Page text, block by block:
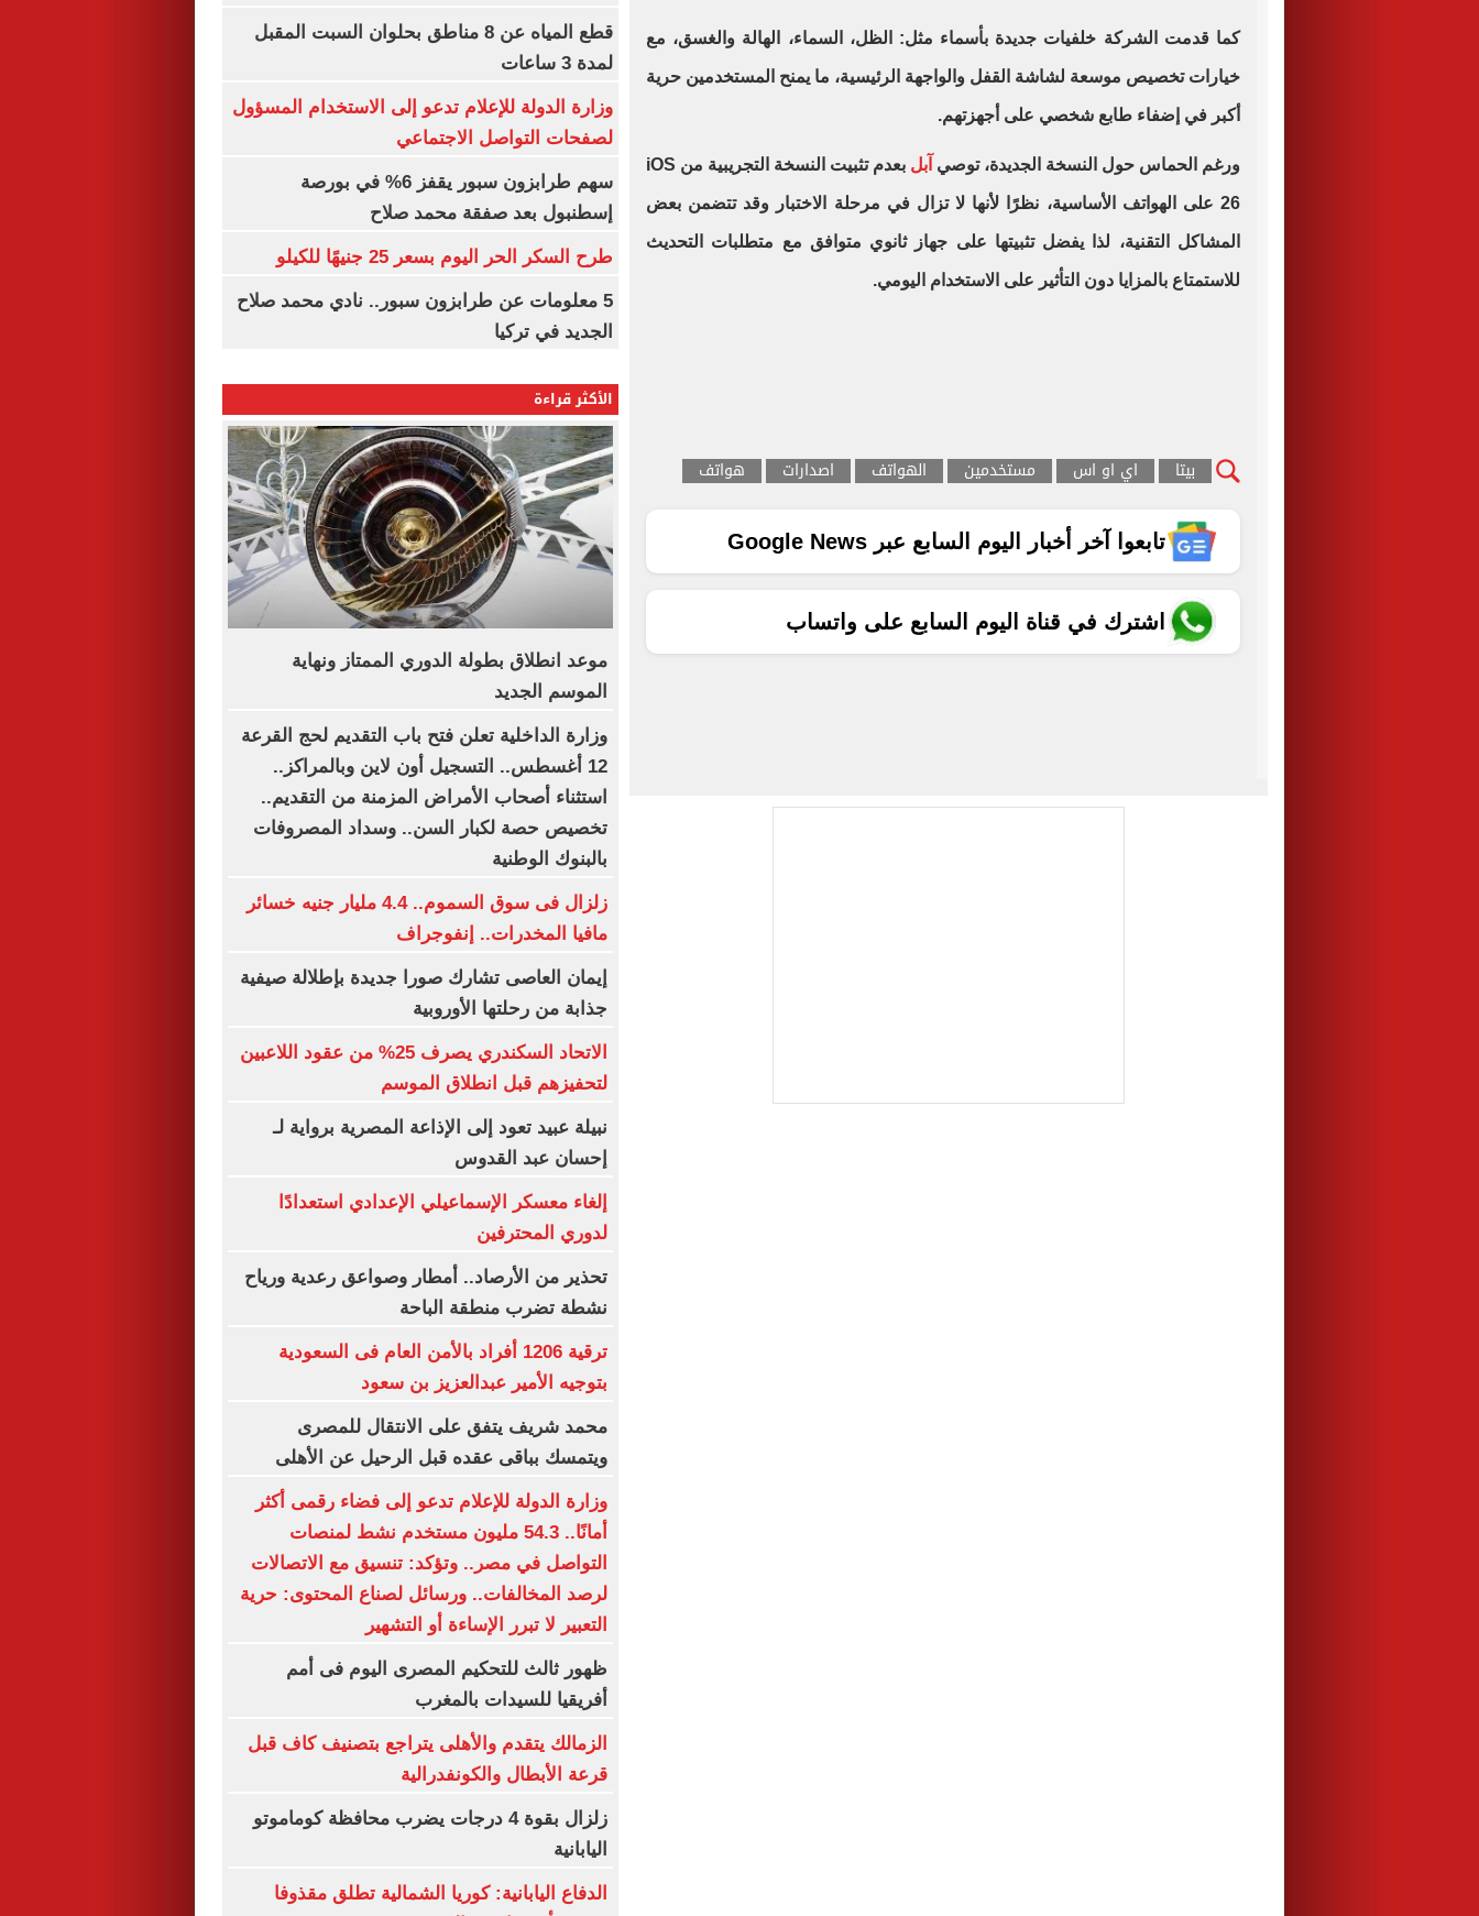
كما قدمت الشركة خلفيات جديدة بأسماء مثل: الظل، السماء، الهالة والغسق، مع
خيارات تخصيص موسعة لشاشة القفل والواجهة الرئيسية، ما يمنح المستخدمين حرية
أكبر في إضفاء طابع شخصي على أجهزتهم.
ورغم الحماس حول النسخة الجديدة، توصي آبل بعدم تثبيت النسخة التجريبية من iOS
26 على الهواتف الأساسية، نظرًا لأنها لا تزال في مرحلة الاختبار وقد تتضمن بعض
المشاكل التقنية، لذا يفضل تثبيتها على جهاز ثانوي متوافق مع متطلبات التحديث
للاستمتاع بالمزايا دون التأثير على الاستخدام اليومي.
بيتا اي او اس مستخدمين الهواتف اصدارات هواتف
تابعوا آخر أخبار اليوم السابع عبر Google News
اشترك في قناة اليوم السابع على واتساب
قطع المياه عن 8 مناطق بحلوان السبت المقبل
لمدة 3 ساعات
وزارة الدولة للإعلام تدعو إلى الاستخدام المسؤول
لصفحات التواصل الاجتماعي
سهم طرابزون سبور يقفز 6% في بورصة
إسطنبول بعد صفقة محمد صلاح
طرح السكر الحر اليوم بسعر 25 جنيهًا للكيلو
5 معلومات عن طرابزون سبور.. نادي محمد صلاح
الجديد في تركيا
الأكثر قراءة
موعد انطلاق بطولة الدوري الممتاز ونهاية
الموسم الجديد
وزارة الداخلية تعلن فتح باب التقديم لحج القرعة
12 أغسطس.. التسجيل أون لاين وبالمراكز..
استثناء أصحاب الأمراض المزمنة من التقديم..
تخصيص حصة لكبار السن.. وسداد المصروفات
بالبنوك الوطنية
زلزال فى سوق السموم.. 4.4 مليار جنيه خسائر
مافيا المخدرات.. إنفوجراف
إيمان العاصى تشارك صورا جديدة بإطلالة صيفية
جذابة من رحلتها الأوروبية
الاتحاد السكندري يصرف 25% من عقود اللاعبين
لتحفيزهم قبل انطلاق الموسم
نبيلة عبيد تعود إلى الإذاعة المصرية برواية لـ
إحسان عبد القدوس
إلغاء معسكر الإسماعيلي الإعدادي استعدادًا
لدوري المحترفين
تحذير من الأرصاد.. أمطار وصواعق رعدية ورياح
نشطة تضرب منطقة الباحة
ترقية 1206 أفراد بالأمن العام فى السعودية
بتوجيه الأمير عبدالعزيز بن سعود
محمد شريف يتفق على الانتقال للمصرى
ويتمسك بباقى عقده قبل الرحيل عن الأهلى
وزارة الدولة للإعلام تدعو إلى فضاء رقمى أكثر
أمانًا.. 54.3 مليون مستخدم نشط لمنصات
التواصل في مصر.. وتؤكد: تنسيق مع الاتصالات
لرصد المخالفات.. ورسائل لصناع المحتوى: حرية
التعبير لا تبرر الإساءة أو التشهير
ظهور ثالث للتحكيم المصرى اليوم فى أمم
أفريقيا للسيدات بالمغرب
الزمالك يتقدم والأهلى يتراجع بتصنيف كاف قبل
قرعة الأبطال والكونفدرالية
زلزال بقوة 4 درجات يضرب محافظة كوماموتو
اليابانية
الدفاع اليابانية: كوريا الشمالية تطلق مقذوفا